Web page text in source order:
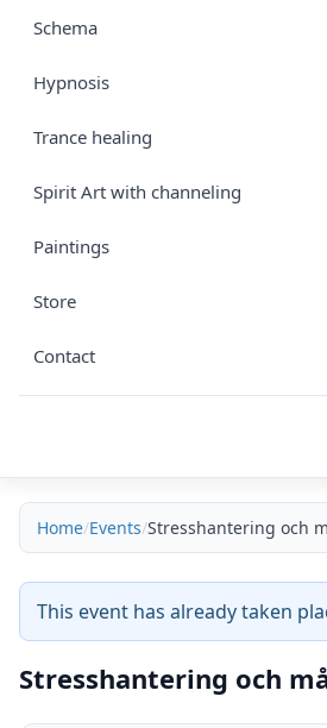
Schema
Hypnosis
Trance healing
Spirit Art with channeling
Paintings
Store
Contact
Home Events Stresshantering och
This event has already taken
Stresshantering och